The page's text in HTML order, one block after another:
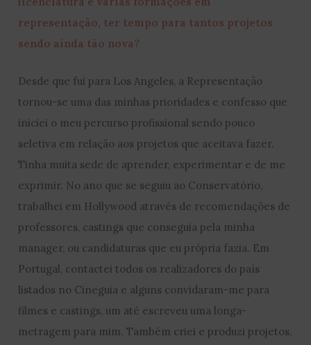
representação, ter tempo para tantos projetos
sendo ainda tão nova?
Desde que fui para Los Angeles, a Representação
tornou-se uma das minhas prioridades e confesso que
iniciei o meu percurso profissional sendo pouco
seletiva em relação aos projetos que aceitava fazer.
Tinha muita sede de aprender, experimentar e de me
exprimir. No ano que se seguiu ao Conservatório,
trabalhei em Hollywood através de recomendações de
professores, castings que conseguia pela minha
manager, ou candidaturas que eu própria fazia. Em
Portugal, contactei todos os realizadores do país
listados no Cineguia e alguns convidaram-me para
filmes e castings, um até escreveu uma longa-
metragem para mim. Também criei e produzi projetos,